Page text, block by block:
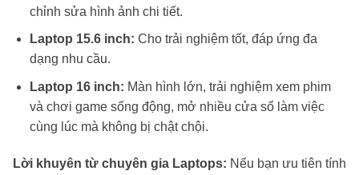
chỉnh sửa hình ảnh chi tiết.
Laptop 15.6 inch: Cho trải nghiệm tốt, đáp ứng đa
dạng nhu cầu.
Laptop 16 inch: Màn hình lớn, trải nghiệm xem phim
và chơi game sống động, mở nhiều cửa sổ làm việc
cùng lúc mà không bị chật chội.
Lời khuyên từ chuyên gia Laptops: Nếu bạn ưu tiên tính